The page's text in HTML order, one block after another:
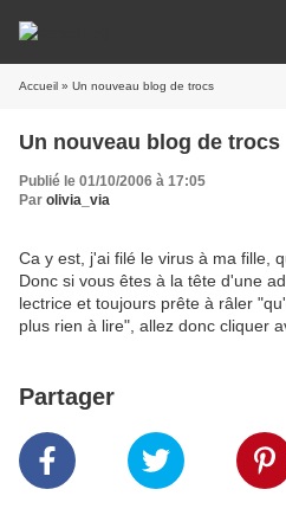
Accueil » Un nouveau blog de trocs
Un nouveau blog de trocs
Publié le 01/10/2006 à 17:05
Par olivia_via
Ca y est, j'ai filé le virus à ma fille,
Donc si vous êtes à la tête d'une
lectrice et toujours prête à râler
plus rien à lire", allez donc cliquer
Partager